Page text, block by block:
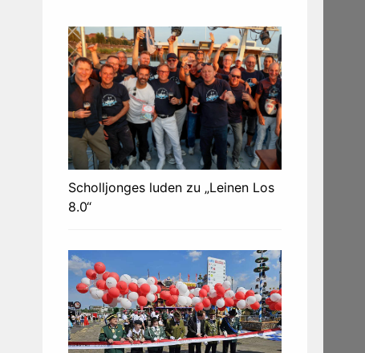
Scholljonges luden zu „Leinen Los
8.0“